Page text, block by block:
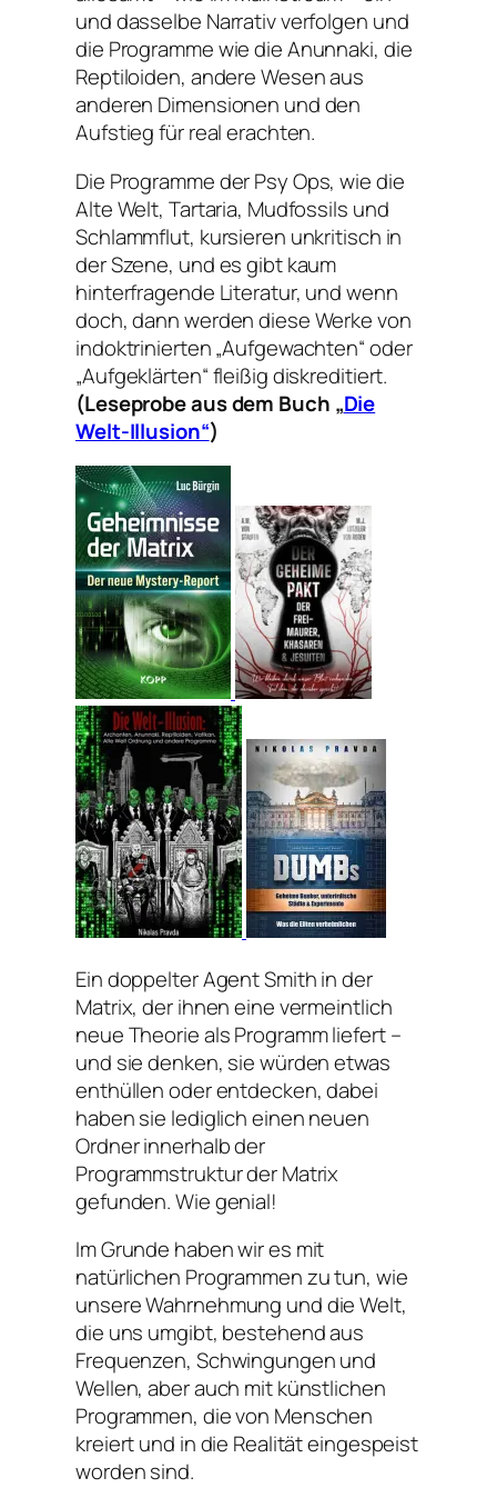
und dasselbe Narrativ verfolgen und
die Programme wie die Anunnaki, die
Reptiloiden, andere Wesen aus
anderen Dimensionen und den
Aufstieg für real erachten.
Die Programme der Psy Ops, wie die
Alte Welt, Tartaria, Mudfossils und
Schlammflut, kursieren unkritisch in
der Szene, und es gibt kaum
hinterfragende Literatur, und wenn
doch, dann werden diese Werke von
indoktrinierten „Aufgewachten“ oder
„Aufgeklärten“ fleißig diskreditiert.
(Leseprobe aus dem Buch „Die
Welt-Illusion“)
Ein doppelter Agent Smith in der
Matrix, der ihnen eine vermeintlich
neue Theorie als Programm liefert –
und sie denken, sie würden etwas
enthüllen oder entdecken, dabei
haben sie lediglich einen neuen
Ordner innerhalb der
Programmstruktur der Matrix
gefunden. Wie genial!
Im Grunde haben wir es mit
natürlichen Programmen zu tun, wie
unsere Wahrnehmung und die Welt,
die uns umgibt, bestehend aus
Frequenzen, Schwingungen und
Wellen, aber auch mit künstlichen
Programmen, die von Menschen
kreiert und in die Realität eingespeist
worden sind.